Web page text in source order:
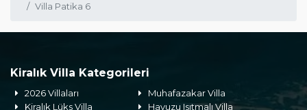
Villa Patika 6
Kiralık Villa Kategorileri
2026 Villaları
Muhafazakar Villa
Kiralık Lüks Villa
Havuzu Isıtmalı Villa